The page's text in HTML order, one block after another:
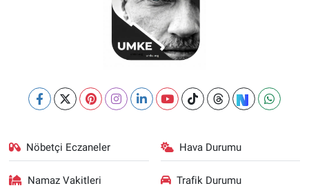
Nöbetçi Eczaneler Hava Durumu
Namaz Vakitleri Trafik Durumu